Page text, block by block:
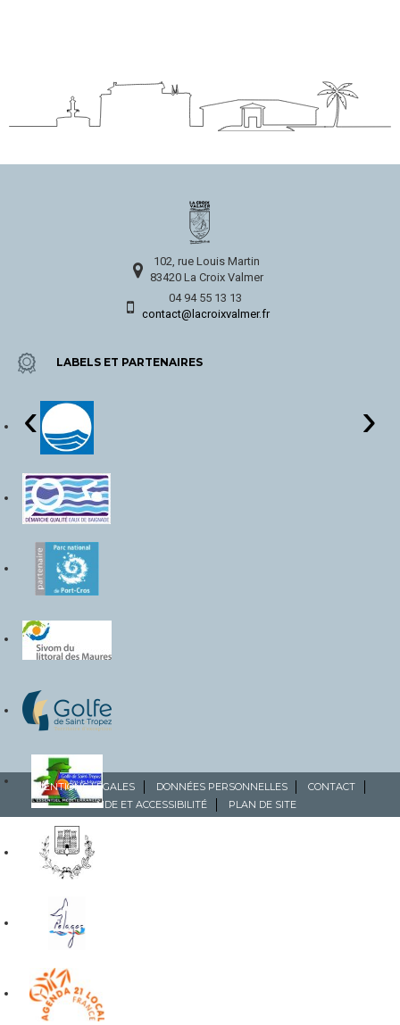
102, rue Louis Martin
83420 La Croix Valmer
04 94 55 13 13
contact@lacroixvalmer.fr
LABELS ET PARTENAIRES
‹ ›
MENTIONS LÉGALES DONNÉES PERSONNELLES
CONTACT
AIDE ET ACCESSIBILITÉ
PLAN DE SITE